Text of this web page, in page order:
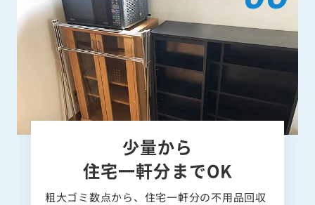
少量から
住宅一軒分までOK
粗大ゴミ数点から、住宅一軒分の不用品回収